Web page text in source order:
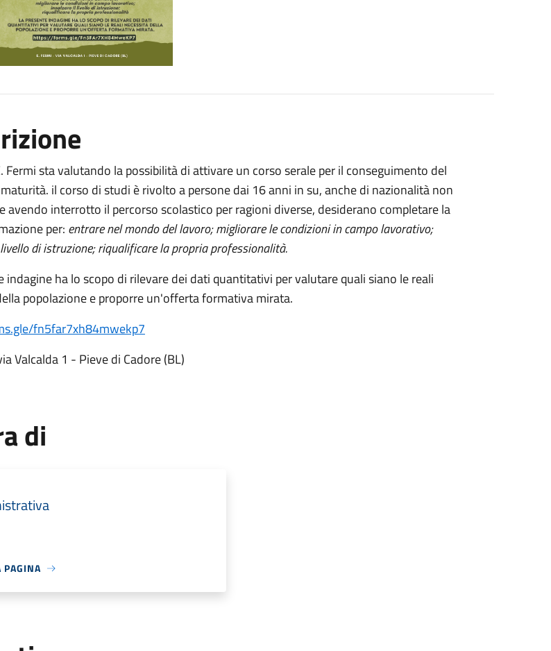
Fermi sta valutando la possibilità di attivare un corso serale per il conseguimento del
il corso di studi è rivolto a persone dai 16 anni in su, anche di nazionalità non
avendo interrotto il percorso scolastico per ragioni diverse, desiderano completare la
per: entrare nel mondo del lavoro; migliorare le condizioni in campo lavorativo;
di istruzione; riqualificare la propria professionalità.
indagine ha lo scopo di rilevare dei dati quantitativi per valutare quali siano le reali
popolazione e proporre un'offerta formativa mirata.
fn5far7xh84mwekp7
Valcalda 1 - Pieve di Cadore (BL)
di
PAGINA